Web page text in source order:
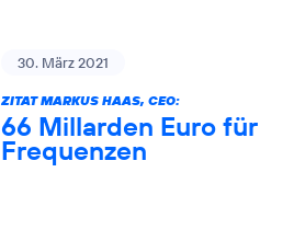
30. März 2021
ZITAT MARKUS HAAS, CEO:
66 Millarden Euro für
Frequenzen